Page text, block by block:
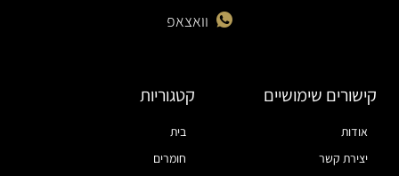
וואצאפ
קישורים שימושיים
אודות
יצירת קשר
קטגוריות
בית
חומרים